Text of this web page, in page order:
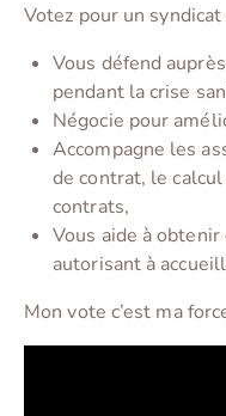
Votez pour un syndicat
Vous défend
pendant la crise
Négocie pour
Accompagne les
de contrat, le
contrats,
Vous aide à
autorisant à
Mon vote c’est ma